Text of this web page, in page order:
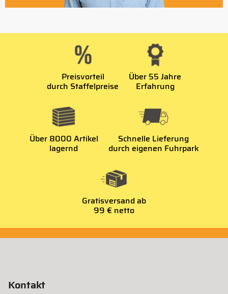
Preisvorteil
durch Staffelpreise
Über 55 Jahre
Erfahrung
Über 8000 Artikel
lagernd
Schnelle Lieferung
durch eigenen Fuhrpark
Gratisversand ab
99 € netto
Kontakt